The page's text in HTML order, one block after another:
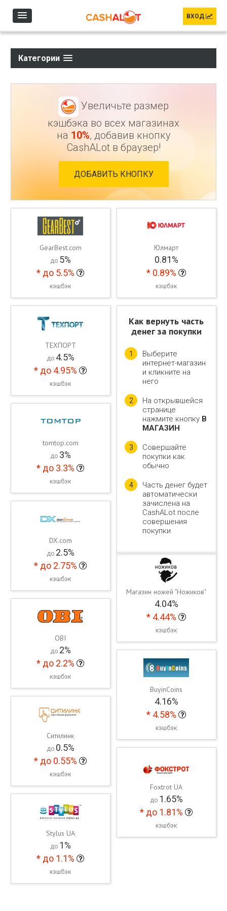
ВХОД
Категории
Увеличьте размер
кэшбэка во всех магазинах
на 10%, добавив кнопку
CashALot в браузер!
ДОБАВИТЬ КНОПКУ
GearBest.com
до 5%
* до 5.5%
кэшбэк
Юлмарт
0.81%
* 0.89%
кэшбэк
ТЕХПОРТ
до 4.5%
* до 4.95%
кэшбэк
Как вернуть часть
денег за покупки
1
Выберите
интернет-магазин
и кликните на
него
2
На открывшейся
странице
нажмите кнопку В
МАГАЗИН
3
Совершайте
покупки как
обычно
4
Часть денег будет
автоматически
зачислена на
CashALot после
совершения
покупки
tomtop.com
до 3%
* до 3.3%
кэшбэк
DX.com
до 2.5%
* до 2.75%
кэшбэк
Магазин ножей "Ножиков"
4.04%
* 4.44%
кэшбэк
OBI
до 2%
* до 2.2%
кэшбэк
BuyinCoins
4.16%
* 4.58%
кэшбэк
Ситилинк
до 0.5%
* до 0.55%
кэшбэк
Foxtrot UA
до 1.65%
* до 1.81%
кэшбэк
Stylus UA
до 1%
* до 1.1%
кэшбэк